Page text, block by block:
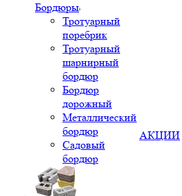
Бордюры
Тротуарный
поребрик
Тротуарный
шарнирный
бордюр
Бордюр
дорожный
Металлический
бордюр
Садовый
бордюр
АКЦИИ